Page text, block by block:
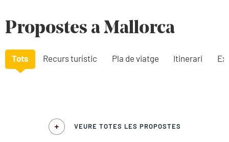
Propostes a Mallorca
Tots Recurs turístic Pla de viatge Itinerari
VEURE TOTES LES PROPOSTES